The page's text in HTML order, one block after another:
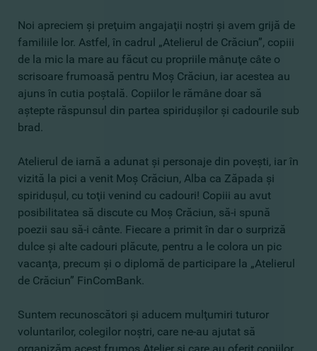
Noi apreciem şi preţuim angajaţii noştri şi avem grijă de
familiile lor. Astfel, în cadrul „Atelierul de Crăciun”, copiii
de la mic la mare au făcut cu propriile mânuţe câte o
scrisoare frumoasă pentru Moş Crăciun, iar acestea au
ajuns în cutia poştală. Copiilor le rămâne doar să
aştepte răspunsul din partea spiriduşilor şi cadourile sub
brad.
Atelierul de iarnă a adunat şi personaje din poveşti, iar în
vizită la pici a venit Moş Crăciun, Alba ca Zăpada şi
spiriduşul, cu toţii venind cu cadouri! Copiii au avut
posibilitatea să discute cu Moş Crăciun, să-i spună
poezii sau să-i cânte. Fiecare a primit în dar o surpriză
dulce şi alte cadouri plăcute, pentru a le colora un pic
vacanţa, precum şi o diplomă de participare la „Atelierul
de Crăciun” FinComBank.
Suntem recunoscători şi aducem mulţumiri tuturor
voluntarilor, colegilor noştri, care ne-au ajutat să